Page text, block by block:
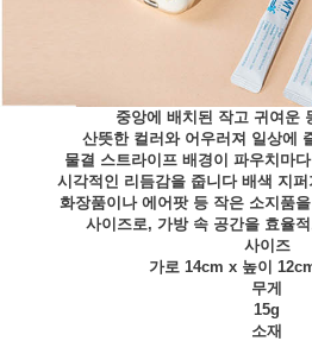
중앙에 배치된 작고 귀여운
산뜻한 컬러와 어우러져 일상에
물결 스트라이프 배경이 파우치마
시각적인 리듬감을 줍니다 배색 지
화장품이나 에어팟 등 작은 소지품
사이즈로, 가방 속 공간을 효율
사이즈
가로 14cm x 높이
무게
15g
소재